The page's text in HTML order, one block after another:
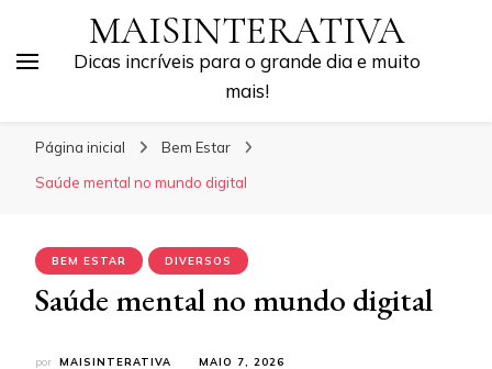
MAISINTERATIVA
Dicas incríveis para o grande dia e muito
mais!
Página inicial
Bem Estar
Saúde mental no mundo digital
BEM ESTAR DIVERSOS
Saúde mental no mundo digital
por MAISINTERATIVA MAIO 7, 2026